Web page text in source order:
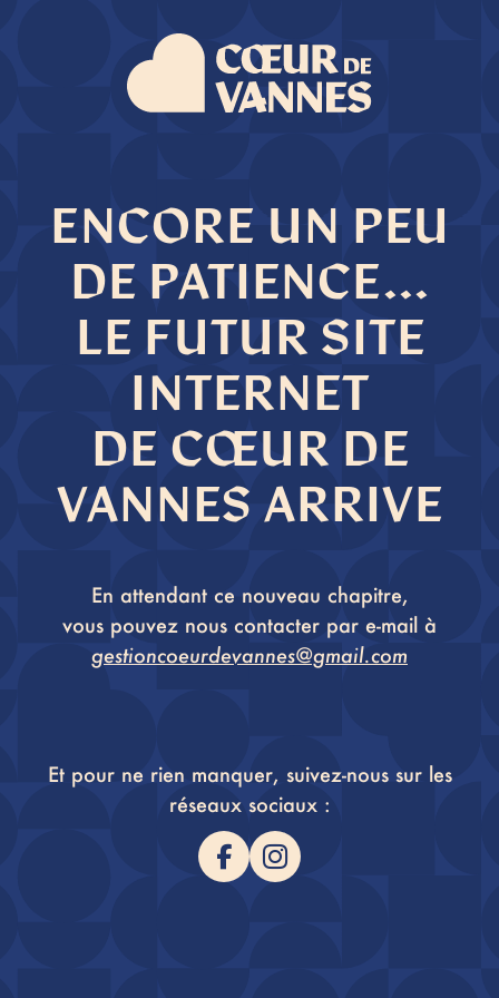
ENCORE UN PEU
DE PATIENCE...
LE FUTUR SITE
INTERNET
DE CŒUR DE
VANNES ARRIVE
En attendant ce nouveau chapitre,
vous pouvez nous contacter par e-mail à
gestioncoeurdevannes@gmail.com
Et pour ne rien manquer, suivez-nous sur les
réseaux sociaux :